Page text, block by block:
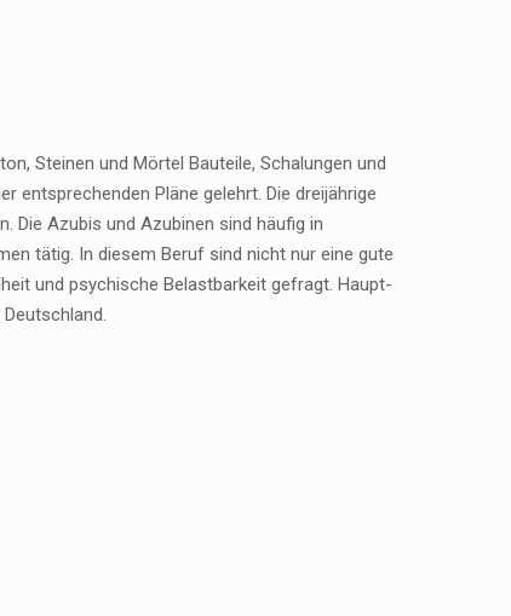
Steinen und Mörtel Bauteile, Schalungen und
entsprechenden Pläne gelehrt. Die dreijährige
Die Azubis und Azubinen sind häufig in
tätig. In diesem Beruf sind nicht nur eine gute
und psychische Belastbarkeit gefragt. Haupt-